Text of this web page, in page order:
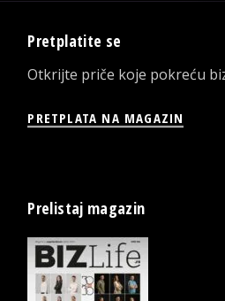
Pretplatite se
Otkrijte priče koje pokreću
PRETPLATA NA MAGAZIN
Prelistaj magazin